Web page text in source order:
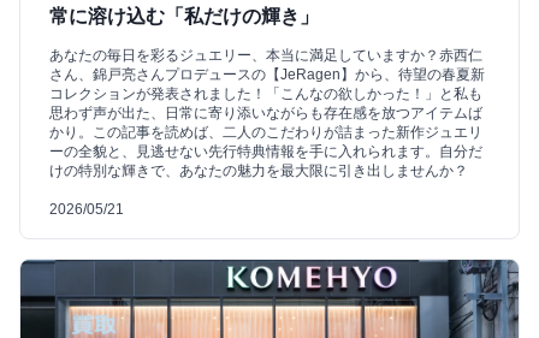
常に溶け込む「私だけの輝き」
あなたの毎日を彩るジュエリー、本当に満足していますか？赤西仁
さん、錦戸亮さんプロデュースの【JeRagen】から、待望の春夏新
コレクションが発表されました！「こんなの欲しかった！」と私も
思わず声が出た、日常に寄り添いながらも存在感を放つアイテムば
かり。この記事を読めば、二人のこだわりが詰まった新作ジュエリ
ーの全貌と、見逃せない先行特典情報を手に入れられます。自分だ
けの特別な輝きで、あなたの魅力を最大限に引き出しませんか？
2026/05/21